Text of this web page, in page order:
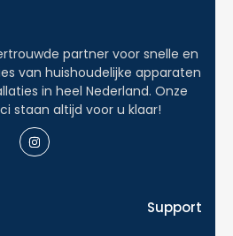
partner voor snelle en
van huishoudelijke apparaten
in heel Nederland. Onze
staan altijd voor u klaar!
Support